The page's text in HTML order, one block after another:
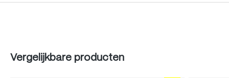
Produktgalerie überspringen
Vergelijkbare producten